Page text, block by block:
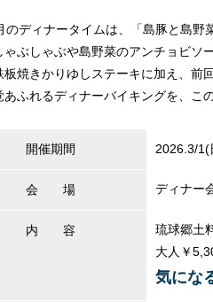
のディナータイムは、「島豚と島野
ゃぶしゃぶや島野菜のアンチョビソ
板焼きかりゆしステーキに加え、前
あふれるディナーバイキングを、こ
開催期間 2026.3/1(
会 場 ディナー
内 容
琉球郷土
大人￥
気にな